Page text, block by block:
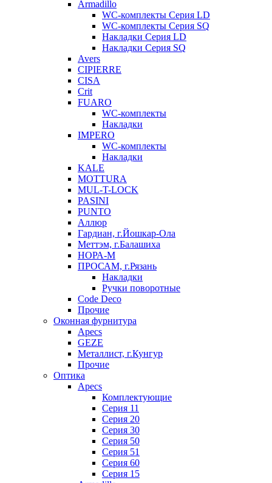
Armadillo
WC-комплекты Серия LD
WC-комплекты Серия SQ
Накладки Серия LD
Накладки Серия SQ
Avers
CIPIERRE
CISA
Crit
FUARO
WC-комплекты
Накладки
IMPERO
WC-комплекты
Накладки
KALE
MOTTURA
MUL-T-LOCK
PASINI
PUNTO
Аллюр
Гардиан, г.Йошкар-Ола
Меттэм, г.Балашиха
НОРА-М
ПРОСАМ, г.Рязань
Накладки
Ручки поворотные
Code Deco
Прочие
Оконная фурнитура
Apecs
GEZE
Металлист, г.Кунгур
Прочие
Оптика
Apecs
Комплектующие
Серия 11
Серия 20
Серия 30
Серия 50
Серия 51
Серия 60
Серия 15